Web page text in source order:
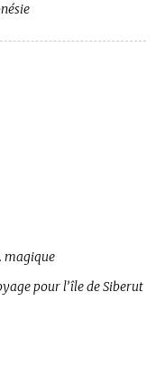
magique
pour l’île de Siberut